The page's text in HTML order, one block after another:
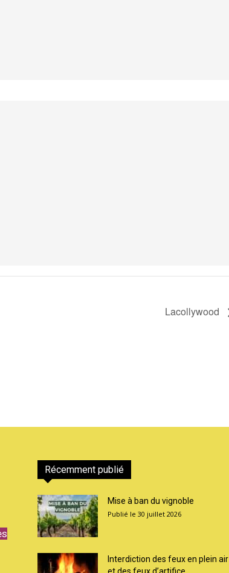
Lacollywood
Récemment publié
Mise à ban du vignoble
30 juillet 2026
Interdiction des feux en plein air